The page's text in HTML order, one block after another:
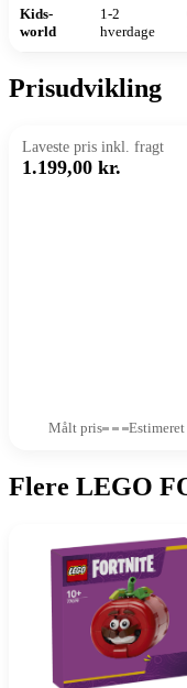
Kids-
world
1-2
hverdage
Prisudvikling
Laveste pris inkl. fragt
1.199,00 kr.
Målt pris
Flere LEGO